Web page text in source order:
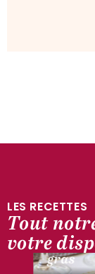
LES RECETTES
Tout
votre
AUTOUR
gras